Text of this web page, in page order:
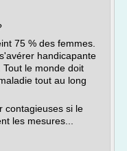
75 % des femmes.
handicapante
le monde doit
tout au long
contagieuses si le
les mesures...